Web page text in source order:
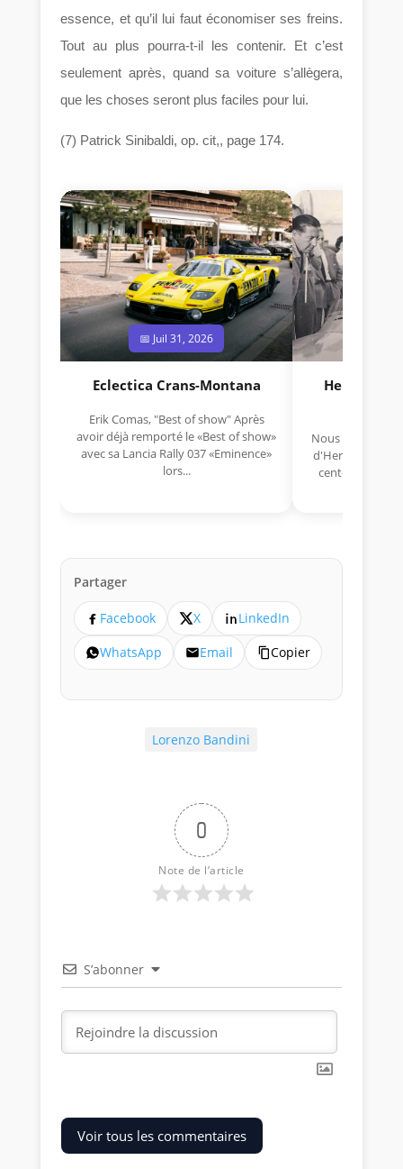
essence, et qu’il lui faut économiser ses freins.
Tout au plus pourra-t-il les contenir. Et c’est
seulement après, quand sa voiture s’allègera,
que les choses seront plus faciles pour lui.
(7) Patrick Sinibaldi, op. cit,, page 174.
📅 Juil 31, 2026
Eclectica Crans-Montana
Erik Comas, "Best of show" Après
avoir déjà remporté le «Best of show»
avec sa Lancia Rally 037 «Eminence»
lors...
Hermano
Nous avons
d'Hermano Da
cent-unième
Partager
Facebook X
LinkedIn
WhatsApp
Email Copier
Lorenzo Bandini
0
Note de l’article
S’abonner
Voir tous les commentaires